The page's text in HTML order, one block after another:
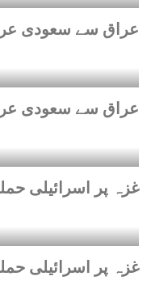
عراق سے سعودی
عراق سے سعودی
غزہ پر اسرائیلی حملے، 6 فلسطینی
غزہ پر اسرائیلی حملے، 6 فلسطینی